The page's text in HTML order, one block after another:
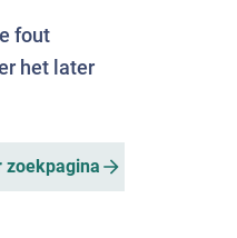
fout
het later
zoekpagina